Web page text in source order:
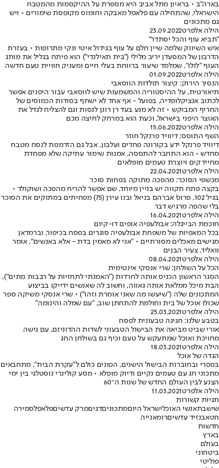
בארה"ב • בראיון מתל אביב היא מספרת על ההיקסמות מהמטבח
הישראלי, שהתחילה עם פלאפל מאבקה וחומוס מקופסת שימורים • ויש
גם מתכונים
הילה אלפרט23.09.2022
"תביא עוף והכל יסתדר"
איש השיווק שלמה שיין חלם על עוף בגידול איטי ונקי מתרופות • בעזרת
הדרבון של המסעדן יריב מלילי ("בית תאילנדי") הוא פיתח בגליל את מותג
העוף "לולו", שמלמד שיעור ברווחת בעלי חיים ומעניק חוויית טעם חדשה
הילה אלפרט01.09.2022
הנסיך הירוק: קיצור תולדות הווסאבי
תיאורטית, על ההיסטוריה והמשמעות שיש לווסאבי עבור היפנים אפשר
לכתוב אנציקלופדיה, בפועל - אף אחד לא ישתף בסודות הכמוסים של
החריף המבוקש • זה לא מנע בעד רן רונן לנסות וגם להצליח לגדל את
האוצר היפני בישראל, וכעת הוא במרחק לחיצה מכם
הילה אלפרט15.06.2022
השף התוסס: דיוויד פרנקל חוזר
דיוויד פרנקל ידע בקורונה פחדים ועלבון, אבל גם הזדמנות לנסח מטבח
מחדש • הוא התחבר להתססה, אמנות שימור עתיקה שלא מפחדת
מחיידקים ויוצרת טעמים מופלאים
הילה אלפרט22.04.2021
מכשפי הסוכר: מהפכה מתוקה בפחות סוכר
בקצה פתח תקווה יש בניין מיוחד, שם אפשר להריח מהפכה ושוקולד •
בגיל 102, פרופ' אברהם בניאל ובנו עירן (75) מפחיתים במתוקים את הסוכר
בלי שהפה מרגיש דבר
הילה אלפרט16.04.2021
חוכמת הבייגלה: אבולעפיה אופים דו-קיום
בכל המאפיות של משפחת אבולעפיה סוגרים בפסח בכיפור, וברמדאן
מגישים מאכלים מסורתיים • "אני לא מאמין בדת - אלא באנשים", אומר
וואליד, צעיר הבנים
הילה אלפרט08.04.2021
הכל על השולחן: שרי אנסקי אינטימית
הסגר הראשון הכניס אותה לחרדות ("האמנתי לתחזיות על רבבות מתים"),
הבת מיכל ממלאת אותה גאווה, וחשוב לה שאנשים ידייקו בביצוע
המתכונים שלה ("שיעשו מה שאני אומרת וזהו") • שרי אנסקי משיקה ספר
שכולו אוכל של בית וחולמת להתחתן שוב, "עם שמלה והינומה"
הילה אלפרט25.03.2021
בטבע שלנו: חגיגה טבעונית לפסח
אורי שביט מביאה את הבישול הטבעוני לשדות ההדוניזם, עם גישה
מחויכת ואוכל שמתעקש על טעם וכיף גם בשולחן החג
הילה אלפרט18.03.2021
הגדה של אוכל
בספרי ובחוברות הבישול הישנים, הפונים כולם ל"עקרת הבית", מתחבאים
מתכוני חג עם טעמים נקיים ודיוק מופלא • מסע קולינרי נוסטלגי בין ימי
הצנע לבין העולם החדש של שנות ה־60
הילה אלפרט11.03.2021
תגיות קשורות
שישבתאנשי האוכלישראל היוםמתכוניםדגיםמרק עדשיםפלאפלסמירה
חטאבנזיד עדשיםרומאנייה
חדשות
בארץ
בעולם
ביטחוני
פוליטי